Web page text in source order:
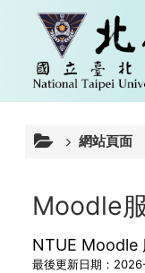
網站頁面
Moodle
NTUE Moodle
最後更新日期：